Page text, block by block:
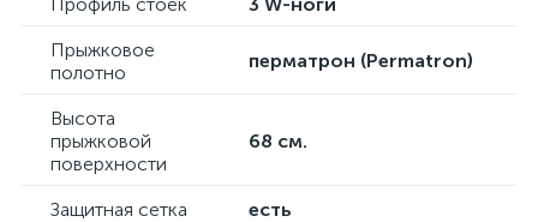
Прыжковое
полотно
перматрон (Permatron)
Высота
прыжковой
поверхности
68 см.
Защитная сетка
есть